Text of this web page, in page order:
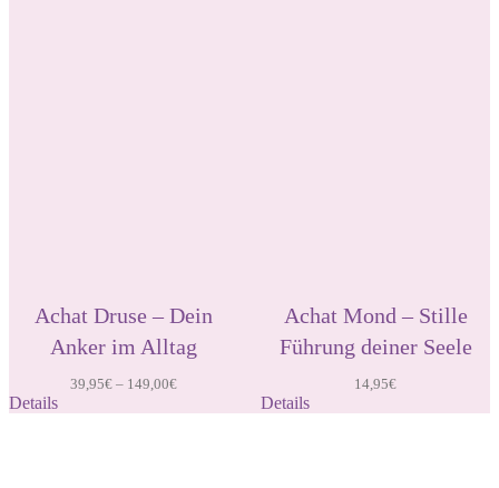
Achat Druse – Dein
Anker im Alltag
39,95€ – 149,00€
Details
Achat Mond – Stille
Führung deiner Seele
14,95€
Details